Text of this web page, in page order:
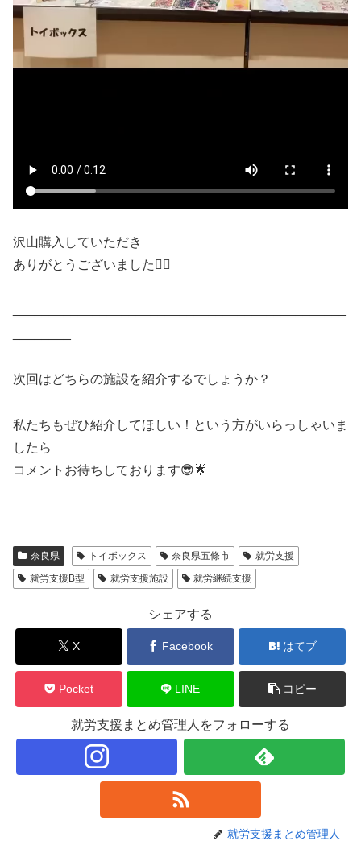
沢山購入していただき
ありがとうございました🙇‍♀️
次回はどちらの施設を紹介するでしょうか？
私たちもぜひ紹介してほしい！という方がいらっしゃいま
したら
コメントお待ちしております😎🌟
奈良県 トイボックス 奈良県五條市
就労支援
就労支援B型
就労支援施設 就労継続支援
シェアする
X Facebook はてブ
Pocket LINE コピー
就労支援まとめ管理人をフォローする
就労支援まとめ管理人